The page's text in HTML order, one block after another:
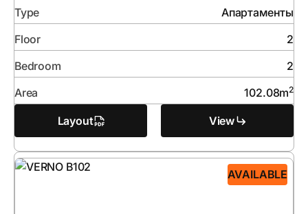
Type
Апартаменты
Floor
2
Bedroom
2
Area
102.08m2
Layout View
AVAILABLE